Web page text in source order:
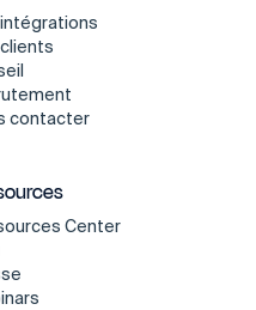
intégrations
contacter
Center